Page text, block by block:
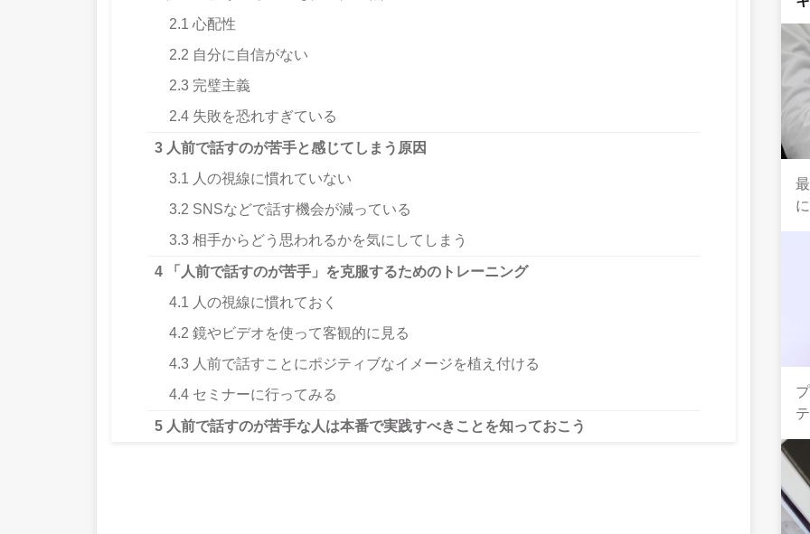
2.1 心配性
2.2 自分に自信がない
2.3 完璧主義
2.4 失敗を恐れすぎている
3 人前で話すのが苦手と感じてしまう原因
3.1 人の視線に慣れていない
3.2 SNSなどで話す機会が減っている
3.3 相手からどう思われるかを気にしてしまう
4 「人前で話すのが苦手」を克服するためのトレーニング
4.1 人の視線に慣れておく
4.2 鏡やビデオを使って客観的に見る
4.3 人前で話すことにポジティブなイメージを植え付ける
4.4 セミナーに行ってみる
5 人前で話すのが苦手な人は本番で実践すべきことを知っておこう